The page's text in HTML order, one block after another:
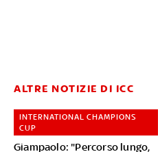
ALTRE NOTIZIE DI ICC
Giampaolo: "Percorso lungo,
INTERNATIONAL CHAMPIONS
CUP